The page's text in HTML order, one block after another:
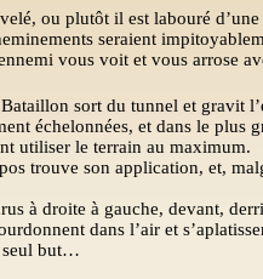
ou plutôt il est labouré
seraient
vous voit et vous arrose
sort du tunnel et gravit
échelonnées, et dans le plus
utiliser le terrain au maximum.
trouve son application, et,
à droite à gauche, devant,
dans l’air et
seul but…